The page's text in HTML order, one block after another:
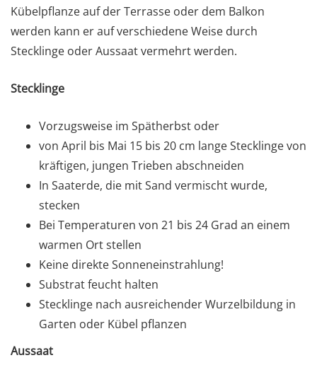
Kübelpflanze auf der Terrasse oder dem Balkon
werden kann er auf verschiedene Weise durch
Stecklinge oder Aussaat vermehrt werden.
Stecklinge
Vorzugsweise im Spätherbst oder
von April bis Mai 15 bis 20 cm lange Stecklinge von
kräftigen, jungen Trieben abschneiden
In Saaterde, die mit Sand vermischt wurde,
stecken
Bei Temperaturen von 21 bis 24 Grad an einem
warmen Ort stellen
Keine direkte Sonneneinstrahlung!
Substrat feucht halten
Stecklinge nach ausreichender Wurzelbildung in
Garten oder Kübel pflanzen
Aussaat